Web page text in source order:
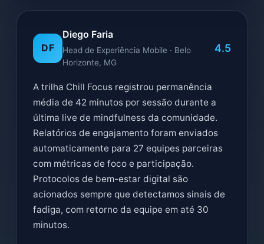
DF
Diego Faria
Head de Experiência Mobile · Belo
Horizonte, MG
4.5
A trilha Chill Focus registrou permanência
média de 42 minutos por sessão durante a
última live de mindfulness da comunidade.
Relatórios de engajamento foram enviados
automaticamente para 27 equipes parceiras
com métricas de foco e participação.
Protocolos de bem-estar digital são
acionados sempre que detectamos sinais de
fadiga, com retorno da equipe em até 30
minutos.